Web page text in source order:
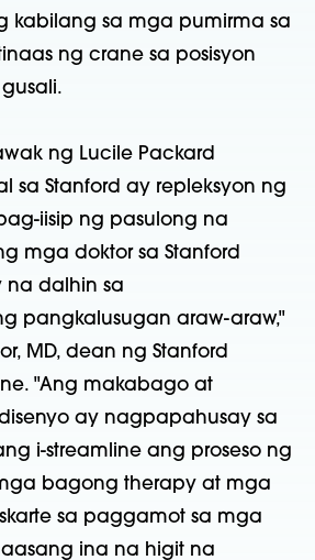
kabilang sa mga pumirma sa
ng crane sa posisyon
ng Lucile Packard
sa Stanford ay repleksyon ng
iisip ng pasulong na
mga doktor sa Stanford
na dalhin sa
pangkalusugan araw-araw,"
MD, dean ng Stanford
"Ang makabago at
ay nagpapahusay sa
i-streamline ang proseso ng
bagong therapy at mga
sa paggamot sa mga
ina na higit na